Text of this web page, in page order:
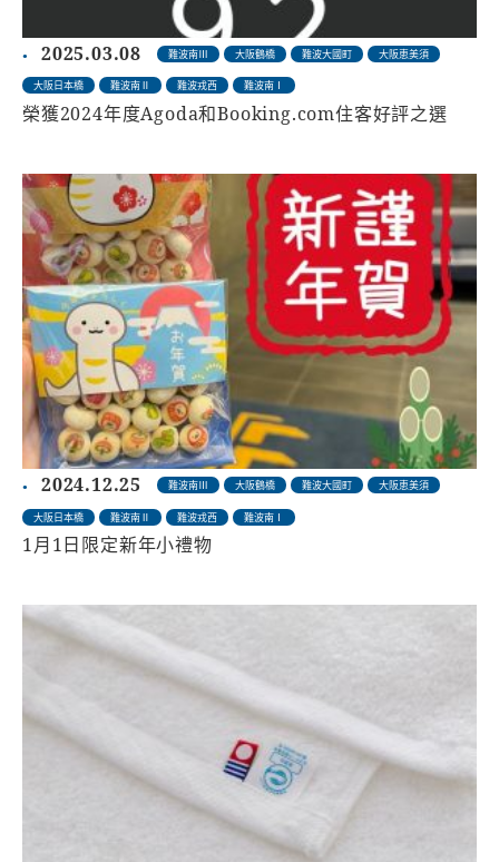
2025.03.08 難波南Ⅲ 大阪鶴橋 難波大國町 大阪恵美須
大阪日本橋 難波南Ⅱ 難波戎西 難波南Ⅰ
榮獲2024年度Agoda和Booking.com住客好評之選
2024.12.25 難波南Ⅲ 大阪鶴橋 難波大國町 大阪恵美須
大阪日本橋 難波南Ⅱ 難波戎西 難波南Ⅰ
1月1日限定新年小禮物